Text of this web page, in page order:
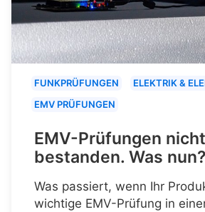
FUNKPRÜFUNGEN
ELEKTRIK &
EMV PRÜFUNGEN
EMV-Prüfungen nicht
bestanden. Was nun?
Was passiert, wenn Ihr
wichtige EMV-Prüfung in